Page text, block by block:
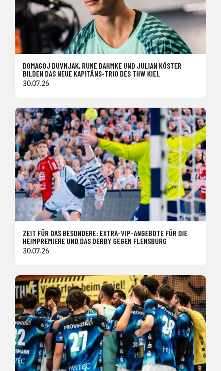
DOMAGOJ DUVNJAK, RUNE DAHMKE UND JULIAN KÖSTER
BILDEN DAS NEUE KAPITÄNS-TRIO DES THW KIEL
30.07.26
ZEIT FÜR DAS BESONDERE: EXTRA-VIP-ANGEBOTE FÜR DIE
HEIMPREMIERE UND DAS DERBY GEGEN FLENSBURG
30.07.26